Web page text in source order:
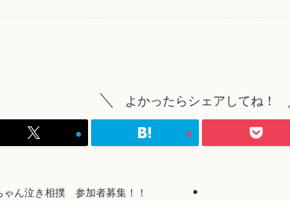
よかったらシェアしてね！
ん泣き相撲 参加者募集！！